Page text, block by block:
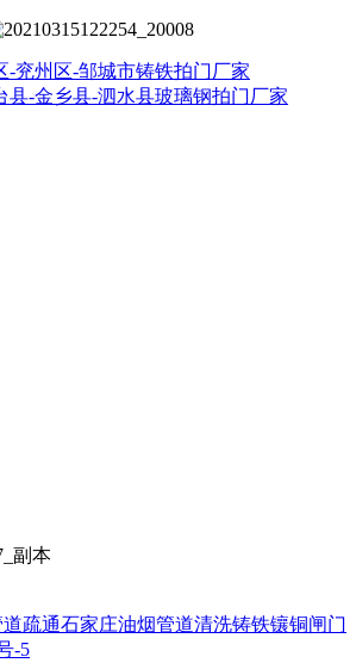
-兖州区-邹城市铸铁拍门厂家
县-金乡县-泗水县玻璃钢拍门厂家
疏通石家庄油烟管道清洗铸铁镶铜闸门
-5